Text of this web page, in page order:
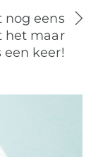
nog eens
het maar
een keer!